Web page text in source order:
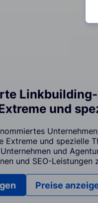
und
Extreme und spezielle
und
und SEO-Leistungen
Preise